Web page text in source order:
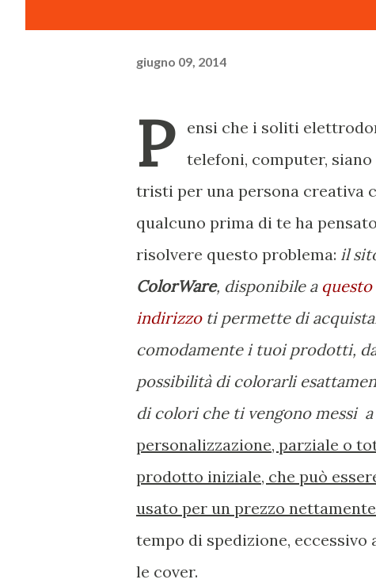
giugno 09, 2014
P
ensi che i soliti
telefoni, computer,
tristi per una persona creativa
qualcuno prima di te ha
risolvere questo problema: il
ColorWare, disponibile a questo
indirizzoti permette di
comodamente i tuoi prodotti,
possibilità di colorarli
di colori che ti vengono messi
personalizzazione, parziale o
prodotto iniziale, che può
usato per un prezzo
tempo di spedizione,
le cover.